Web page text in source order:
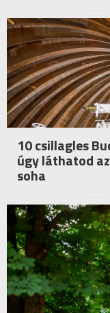
10 csillagles
úgy láthatod
soha